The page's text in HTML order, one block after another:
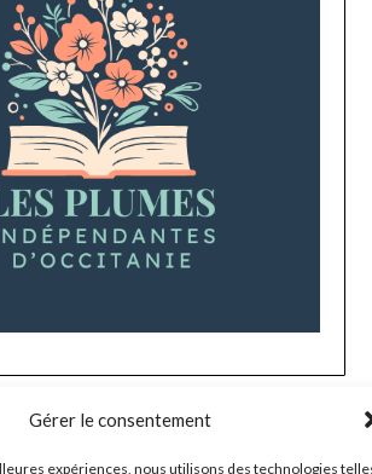
Gérer le consentement
expériences, nous utilisons des technologies